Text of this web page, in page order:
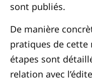
sont publiés.
De manière
pratiques de
étapes sont
relation avec